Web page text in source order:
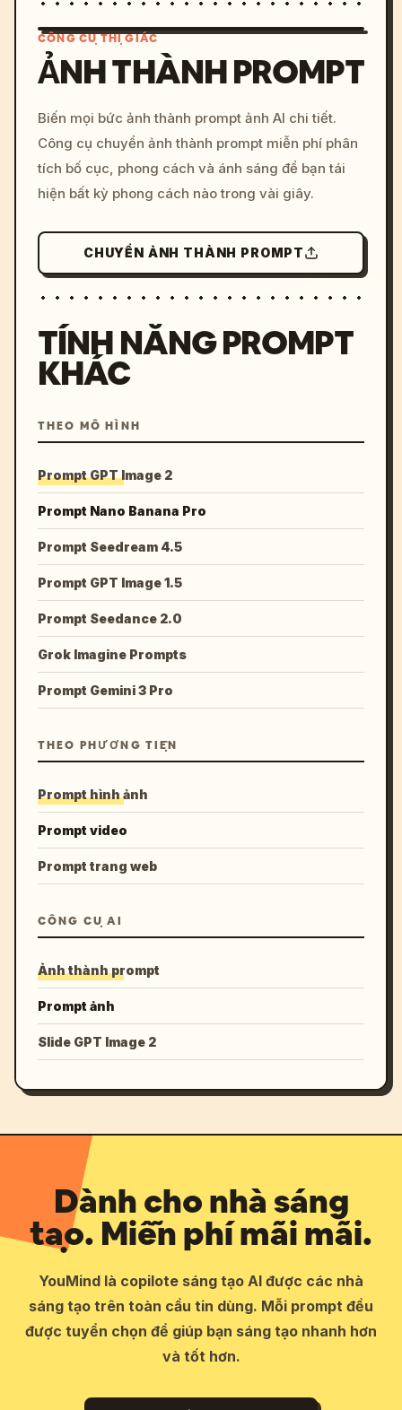
c, cyberpunk sunset, neon
colors, 8k --v 6.0
CÔNG CỤ THỊ GIÁC
ẢNH THÀNH PROMPT
Biến mọi bức ảnh thành prompt ảnh AI chi tiết.
Công cụ chuyển ảnh thành prompt miễn phí phân
tích bố cục, phong cách và ánh sáng để bạn tái
hiện bất kỳ phong cách nào trong vài giây.
CHUYỂN ẢNH THÀNH PROMPT
TÍNH NĂNG PROMPT
KHÁC
THEO MÔ HÌNH
Prompt GPT Image 2
Prompt Nano Banana Pro
Prompt Seedream 4.5
Prompt GPT Image 1.5
Prompt Seedance 2.0
Grok Imagine Prompts
Prompt Gemini 3 Pro
THEO PHƯƠNG TIỆN
Prompt hình ảnh
Prompt video
Prompt trang web
CÔNG CỤ AI
Ảnh thành prompt
Prompt ảnh
Slide GPT Image 2
Dành cho nhà sáng
tạo. Miễn phí mãi mãi.
YouMind là copilote sáng tạo AI được các nhà
sáng tạo trên toàn cầu tin dùng. Mỗi prompt đều
được tuyển chọn để giúp bạn sáng tạo nhanh hơn
và tốt hơn.